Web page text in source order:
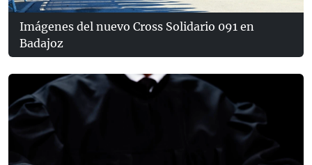
Imágenes del nuevo Cross Solidario 091 en
Badajoz